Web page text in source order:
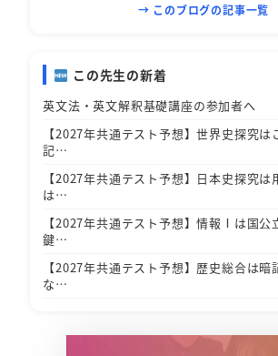
→ このブログの記事一覧
この先生の新着
英文法・英文解釈基礎講座の参加者へ
【2027年共通テスト予想】世界史探究は
記…
【2027年共通テスト予想】日本史探究は
は…
【2027年共通テスト予想】情報Ⅰは国公
鍵…
【2027年共通テスト予想】歴史総合は暗
な…